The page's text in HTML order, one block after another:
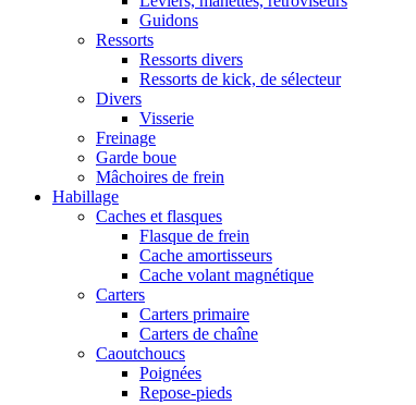
Guidons
Ressorts
Ressorts divers
Ressorts de kick, de sélecteur
Divers
Visserie
Freinage
Garde boue
Mâchoires de frein
Habillage
Caches et flasques
Flasque de frein
Cache amortisseurs
Cache volant magnétique
Carters
Carters primaire
Carters de chaîne
Caoutchoucs
Poignées
Repose-pieds